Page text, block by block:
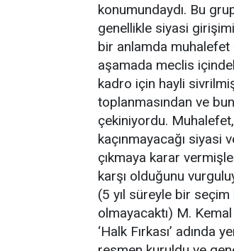
konumundaydı. Bu
genellikle siyasi
bir anlamda
aşamada meclis
kadro için hayli
toplanmasından ve
çekiniyordu.
kaçınmayacağı
çıkmaya karar
karşı olduğunu
(5 yıl süreyle bir
olmayacaktı) M.
‘Halk Fırkası’ adında